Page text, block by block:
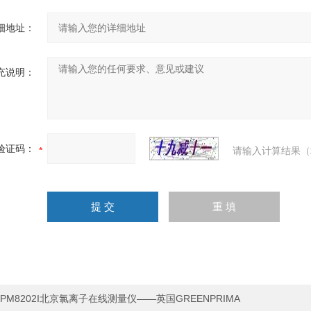
地址：
说明：
证码： 请输入计算结果
PM8202I北京氯离子在线测量仪——英国GREENPRIMA